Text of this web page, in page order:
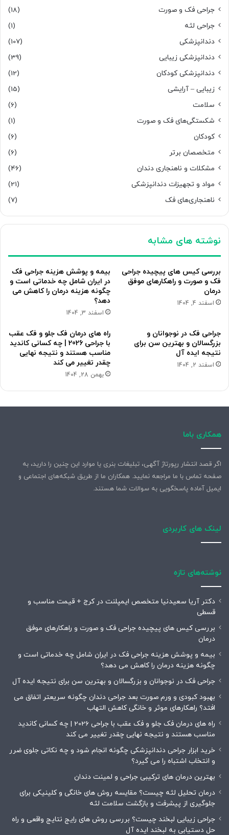
جراحی فک و صورت
(18)
جراحی لثه
(1)
دندانپزشکی
(107)
دندانپزشکی زیبایی
(39)
دندانپزشکی کودکان
(12)
زیبایی – آرایشی
(15)
سلامت
(6)
شکستگی‌های فک و صورت
(1)
کودکان
(6)
متخصصان برتر
(6)
مشکلات و ناهنجاری دندان
(46)
مواد و تجهیزات دندانپزشکی
(21)
ناهنجاری‌های فک
(7)
نوشته های مشابه
بررسی کیس های پیچیده جراحی
فک و صورت و راهکارهای موفق
درمان
اسفند 4, 1404
بیمه و پوشش هزینه جراحی فک
در ایران شامل چه خدماتی است و
چگونه هزینه درمان را کاهش می
دهد؟
اسفند 3, 1404
جراحی فک در نوجوانان و
بزرگسالان و بهترین سن برای
نتیجه ایده آل
اسفند 2, 1404
راه های درمان فک جلو و فک عقب
با جراحی 2026 | چه کسانی کاندید
مناسب هستند و نتیجه نهایی
چقدر تغییر می کند
بهمن 28, 1404
همکاری باما
اگر قصد انتشار رپورتاژ آگهی، تبلیغات بنری یا موارد این چنین را دارید، به
صفحه تماس با ما مراجعه نمایید. همکاران ما از طریق شبکه‌های اجتماعی و
ایمیل آماده پاسخگویی به سوالات شما هستند.
لینک های کاربردی
نوشته‌های تازه
دکتر آریا سعیدنیا متخصص ایمپلنت در کرج + قیمت مناسب و
قسطی
بررسی کیس های پیچیده جراحی فک و صورت و راهکارهای موفق
درمان
بیمه و پوشش هزینه جراحی فک در ایران شامل چه خدماتی است و
چگونه هزینه درمان را کاهش می دهد؟
جراحی فک در نوجوانان و بزرگسالان و بهترین سن برای نتیجه ایده آل
بهبود کبودی و ورم صورت بعد جراحی دندان چگونه سریعتر اتفاق می
افتد؟ راهکارهای موثر و خانگی کاهش التهاب
راه های درمان فک جلو و فک عقب با جراحی 2026 | چه کسانی کاندید
مناسب هستند و نتیجه نهایی چقدر تغییر می کند
خرید ابزار جراحی دندانپزشکی چگونه انجام شود و چه نکاتی جلوی ضرر
و انتخاب اشتباه را می گیرد؟
بهترین درمان های ترکیبی جراحی و لمینت دندان
درمان تحلیل لثه چیست؟ مقایسه روش های خانگی و کلینیکی برای
جلوگیری از پیشرفت و بازگشت سلامت لثه
جراحی زیبایی لبخند چیست؟ بررسی روش های رایج نتایج واقعی و راه
حل دستیابی به لبخند ایده آل